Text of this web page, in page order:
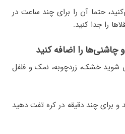
حتما آن را برای چند ساعت در
را جدا کنید.
را اضافه کنید
شوید خشک، زردچوبه، نمک و فلفل
و برای چند دقیقه در کره تفت دهید